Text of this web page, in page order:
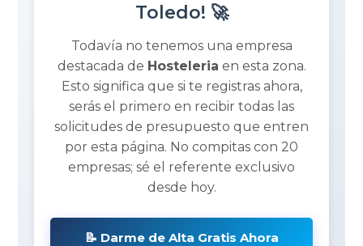
Toledo! 🚀
Todavía no tenemos una empresa
destacada de Hosteleria en esta zona.
Esto significa que si te registras ahora,
serás el primero en recibir todas las
solicitudes de presupuesto que entren
por esta página. No compitas con 20
empresas; sé el referente exclusivo
desde hoy.
📝 Darme de Alta Gratis Ahora